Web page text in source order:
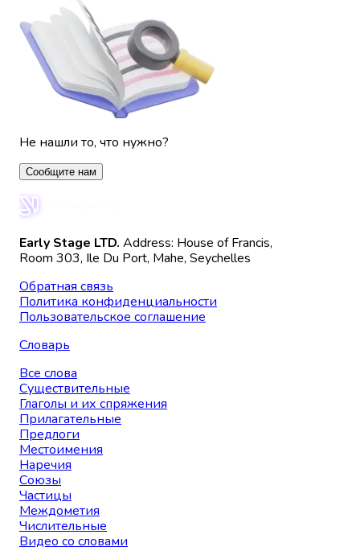
Не нашли то, что нужно?
Сообщите нам
Early Stage LTD. Address: House of Francis,
Room 303, Ile Du Port, Mahe, Seychelles
Обратная связь
Политика конфиденциальности
Пользовательское соглашение
Словарь
Все слова
Существительные
Глаголы и их спряжения
Прилагательные
Предлоги
Местоимения
Наречия
Союзы
Частицы
Междометия
Числительные
Видео со словами